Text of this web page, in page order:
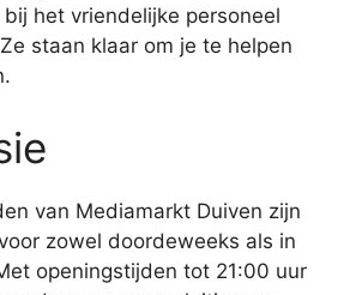
het vriendelijke personeel
staan klaar om je te helpen
van Mediamarkt Duiven zijn
zowel doordeweeks als in
openingstijden tot 21:00 uur